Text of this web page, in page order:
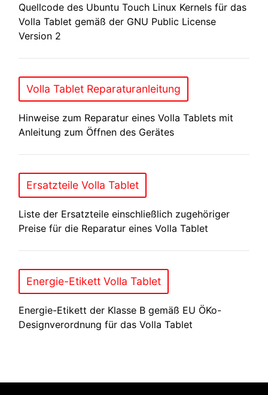
Quellcode des Ubuntu Touch Linux Kernels für das
Volla Tablet gemäß der GNU Public License
Version 2
Volla Tablet Reparaturanleitung
Hinweise zum Reparatur eines Volla Tablets mit
Anleitung zum Öffnen des Gerätes
Ersatzteile Volla Tablet
Liste der Ersatzteile einschließlich zugehöriger
Preise für die Reparatur eines Volla Tablet
Energie-Etikett Volla Tablet
Energie-Etikett der Klasse B gemäß EU ÖKo-
Designverordnung für das Volla Tablet